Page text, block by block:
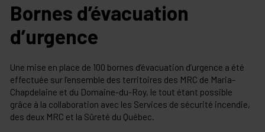
Bornes d’évacuation
d’urgence
Une mise en place de 100 bornes d’évacuation d’urgence a été
effectuée sur l’ensemble des territoires des MRC de Maria-
Chapdelaine et du Domaine-du-Roy, le tout étant possible
grâce à la collaboration avec les Services de sécurité incendie,
des deux MRC et la Sûreté du Québec.